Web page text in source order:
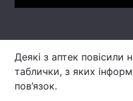
Тема оформлення
Деякі з аптек повісили
таблички, з яких
пов’язок.